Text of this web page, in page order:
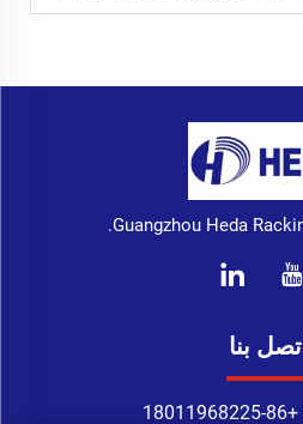
اتصل بنا
+86-18011968225